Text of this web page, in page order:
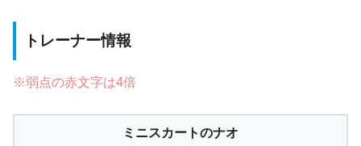
トレーナー情報
※弱点の赤文字は4倍
ミニスカートのナオ